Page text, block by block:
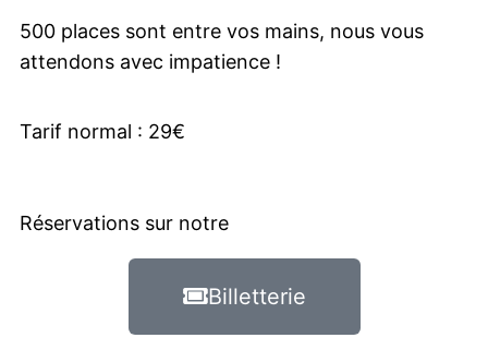
500 places sont entre vos mains, nous vous
attendons avec impatience !
Tarif normal : 29€
Réservations sur notre
Billetterie